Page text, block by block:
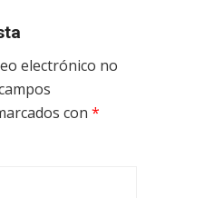
electrónico no
con *